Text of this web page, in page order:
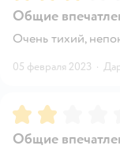
Общие
Очень тихий,
05 февраля 2023 ·
Рейтинг:
Общие